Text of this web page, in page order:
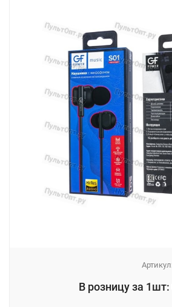
Артикул:
В розницу за 1шт: